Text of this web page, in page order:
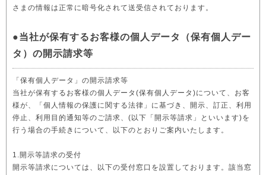
さまの情報は正常に暗号化されて送受信されております。
●当社が保有するお客様の個人データ（保有個人デー
タ）の開示請求等
「保有個人データ」の開示請求等
当社が保有するお客様の個人データ(保有個人データ)について、お客
様が、「個人情報の保護に関する法律」に基づき、開示、訂正、利用
停止、利用目的通知等のご請求、(以下「開示等請求」といいます)を
行う場合の手続きについて、以下のとおりご案内いたします。
1.開示等請求の受付
開示等請求については、以下の受付窓口を設置しております。該当窓